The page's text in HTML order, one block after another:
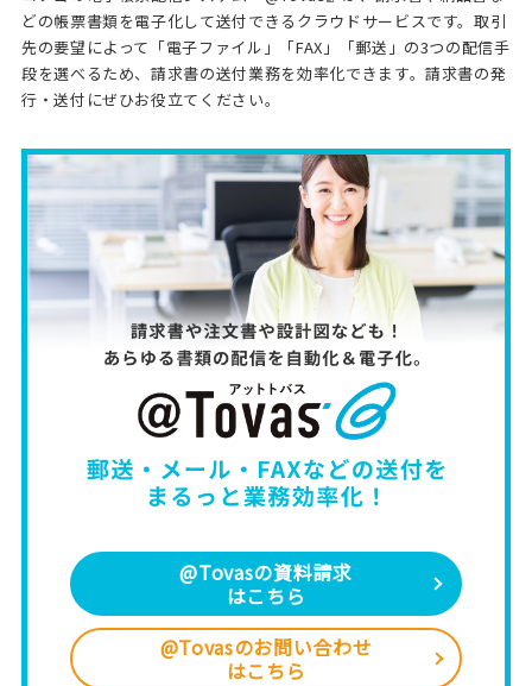
どの帳票書類を電子化して送付できるクラウドサービスです。取引
先の要望によって「電子ファイル」「FAX」「郵送」の3つの配信手
段を選べるため、請求書の送付業務を効率化できます。請求書の発
行・送付にぜひお役立てください。
@Tovasの資料請求
はこちら
@Tovasのお問い合わせ
はこちら